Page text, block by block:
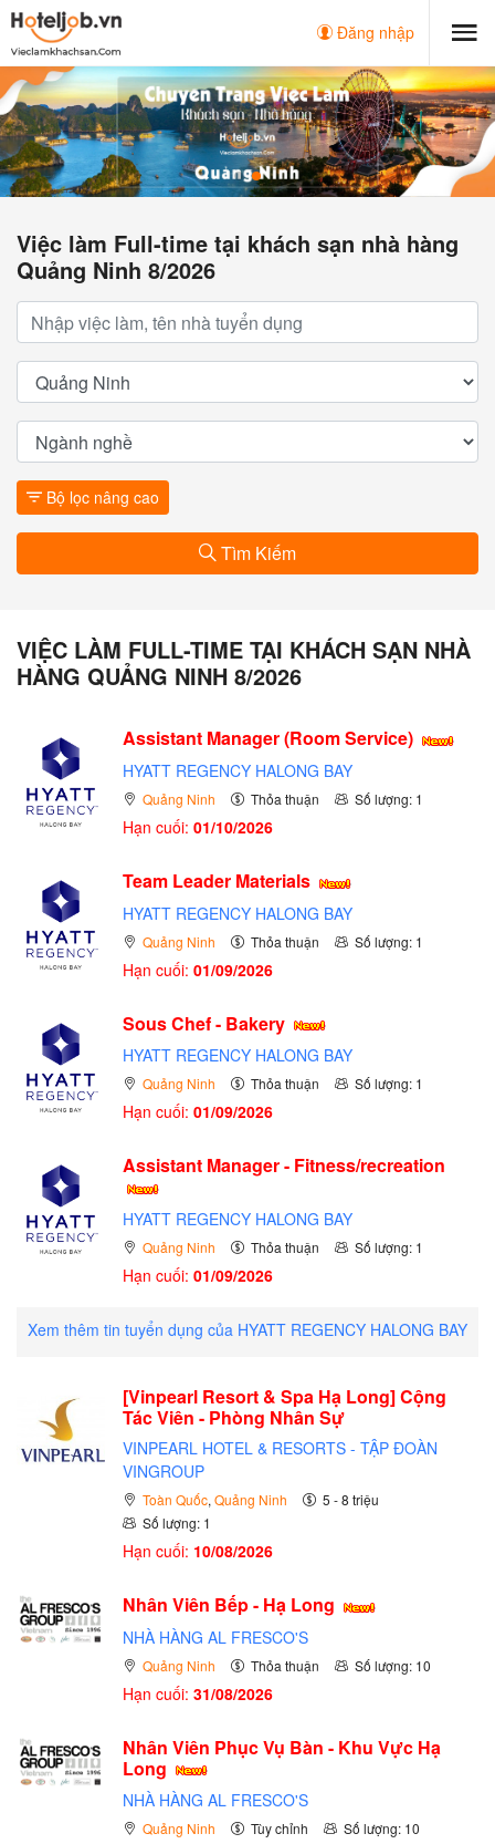
Đăng nhập
Việc làm Full-time tại khách sạn nhà hàng
Quảng Ninh 8/2026
Bộ lọc nâng cao
Tìm Kiếm
VIỆC LÀM FULL-TIME TẠI KHÁCH SẠN NHÀ
HÀNG QUẢNG NINH 8/2026
Assistant Manager (Room Service)
HYATT REGENCY HALONG BAY
Quảng Ninh Thỏa thuận Số lượng: 1
Hạn cuối: 01/10/2026
Team Leader Materials
HYATT REGENCY HALONG BAY
Quảng Ninh Thỏa thuận Số lượng: 1
Hạn cuối: 01/09/2026
Sous Chef - Bakery
HYATT REGENCY HALONG BAY
Quảng Ninh Thỏa thuận Số lượng: 1
Hạn cuối: 01/09/2026
Assistant Manager - Fitness/recreation
HYATT REGENCY HALONG BAY
Quảng Ninh Thỏa thuận Số lượng: 1
Hạn cuối: 01/09/2026
Xem thêm tin tuyển dụng của HYATT REGENCY HALONG BAY
[Vinpearl Resort & Spa Hạ Long] Cộng
Tác Viên - Phòng Nhân Sự
VINPEARL HOTEL & RESORTS - TẬP ĐOÀN
VINGROUP
Toàn Quốc, Quảng Ninh
5 - 8 triệu
Số lượng: 1
Hạn cuối: 10/08/2026
Nhân Viên Bếp - Hạ Long
NHÀ HÀNG AL FRESCO'S
Quảng Ninh Thỏa thuận Số lượng: 10
Hạn cuối: 31/08/2026
Nhân Viên Phục Vụ Bàn - Khu Vực Hạ
Long
NHÀ HÀNG AL FRESCO'S
Quảng Ninh Tùy chỉnh Số lượng: 10